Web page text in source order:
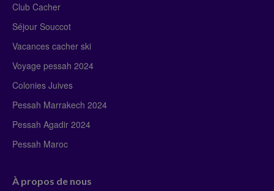
Club Cacher
Séjour Souccot
Vacances cacher ski
Voyage pessah 2024
Colonies Juives
Pessah Marrakech 2024
Pessah Agadir 2024
Pessah Maroc
À propos de nous